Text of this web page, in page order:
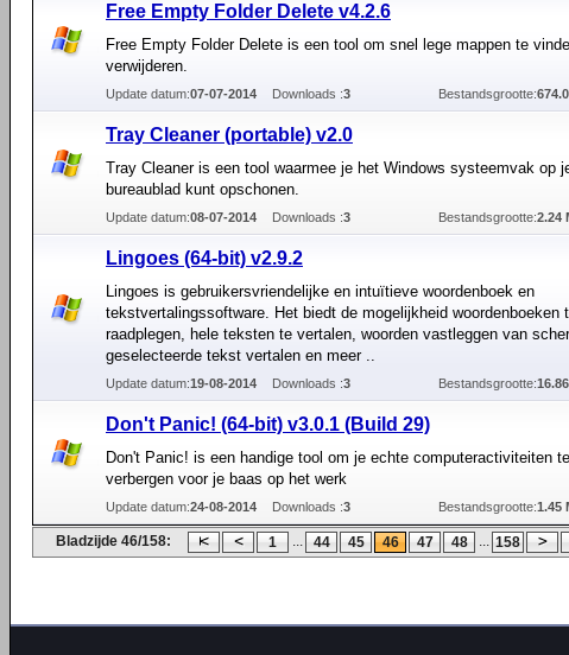
Free Empty Folder Delete v4.2.6
Free Empty Folder Delete is een tool om snel lege mappen te
verwijderen.
Update datum:07-07-2014 Downloads :3 Bestandsgrootte:
Tray Cleaner (portable) v2.0
Tray Cleaner is een tool waarmee je het Windows systeemvak op
bureaublad kunt opschonen.
Update datum:08-07-2014 Downloads :3 Bestandsgrootte:2.24
Lingoes (64-bit) v2.9.2
Lingoes is gebruikersvriendelijke en intuïtieve woordenboek en
tekstvertalingssoftware. Het biedt de mogelijkheid woordenboeken
raadplegen, hele teksten te vertalen, woorden vastleggen van
geselecteerde tekst vertalen en meer ..
Update datum:19-08-2014 Downloads :3 Bestandsgrootte:
Don't Panic! (64-bit) v3.0.1 (Build 29)
Don't Panic! is een handige tool om je echte computeractiviteiten te
verbergen voor je baas op het werk
Update datum:24-08-2014 Downloads :3 Bestandsgrootte:1.45
Bladzijde 46/158: 1 ... 44 45 46 47 48 ... 158